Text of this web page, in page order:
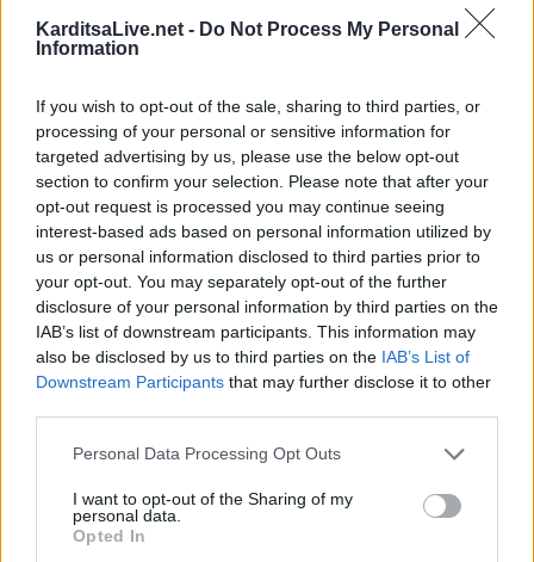
KarditsaLive.net - Do Not Process My Personal
Information
If you wish to opt-out of the sale, sharing to third parties, or
processing of your personal or sensitive information for
targeted advertising by us, please use the below opt-out
section to confirm your selection. Please note that after your
opt-out request is processed you may continue seeing
interest-based ads based on personal information utilized by
us or personal information disclosed to third parties prior to
your opt-out. You may separately opt-out of the further
disclosure of your personal information by third parties on the
IAB’s list of downstream participants. This information may
also be disclosed by us to third parties on the IAB’s List of
Downstream Participants that may further disclose it to other
Personal Data Processing Opt Outs
I want to opt-out of the Sharing of my
personal data.
Opted In
ΤΕΛΕΥΤΑΙΑ ΝΕΑ
Εκδόθηκε από το Δασαρχείο Καρδίτσας η
Δασική Ρυθμιστική Διάταξη Θήρας για την
κυνηγετική περίοδο 2026-27
6 Αυγούστου 2026, 11:27
Συνελήφθησαν δύο άτομα για κλοπή
μετασχηματιστή του ΔΕΔΔΗΕ στην περιοχή
6 Αυγούστου 2026, 11:07
Λάρισα: Συνελήφθη 22χρονος για απόπειρα